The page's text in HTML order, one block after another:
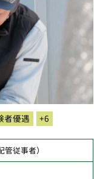
者優遇 +6
従事者）